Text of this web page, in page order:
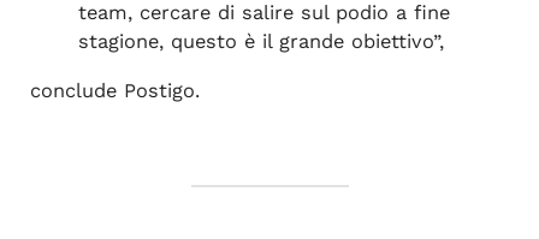
team, cercare di salire sul podio a fine
stagione, questo è il grande obiettivo”,
conclude Postigo.